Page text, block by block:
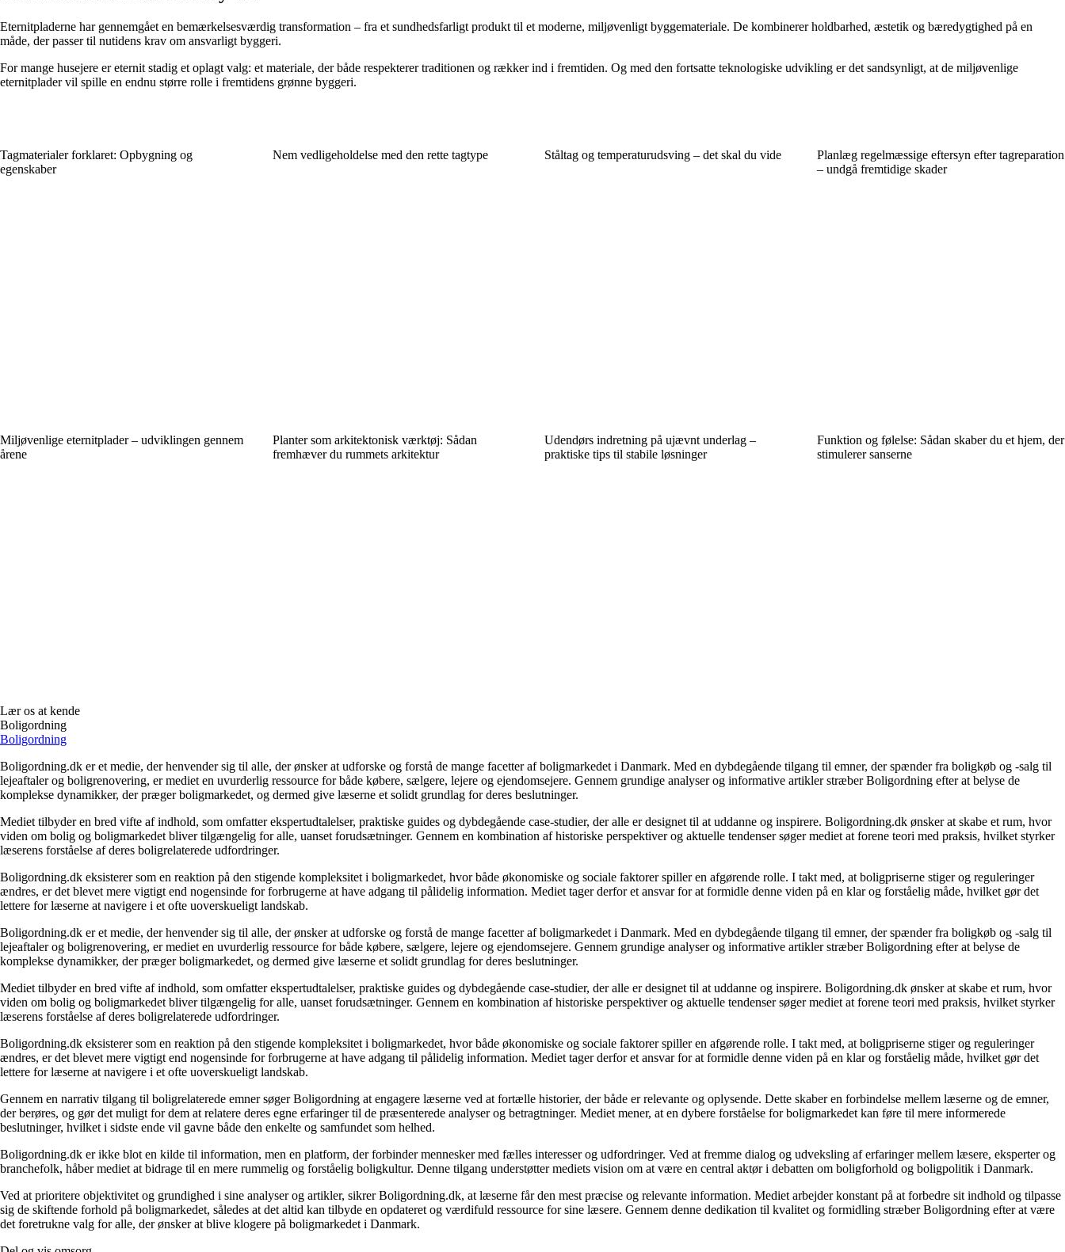
Eternitpladerne har gennemgået en bemærkelsesværdig transformation – fra et sundhedsfarligt produkt til et moderne, miljøvenligt byggemateriale. De kombinerer holdbarhed, æstetik og bæredygtighed på en
måde, der passer til nutidens krav om ansvarligt byggeri.
For mange husejere er eternit stadig et oplagt valg: et materiale, der både respekterer traditionen og rækker ind i fremtiden. Og med den fortsatte teknologiske udvikling er det sandsynligt, at de miljøvenlige
eternitplader vil spille en endnu større rolle i fremtidens grønne byggeri.
Tagmaterialer forklaret: Opbygning og
egenskaber
Nem vedligeholdelse med den rette tagtype Ståltag og temperaturudsving – det skal du vide
Planlæg regelmæssige eftersyn efter tagreparation
– undgå fremtidige skader
Miljøvenlige eternitplader – udviklingen gennem
årene
Planter som arkitektonisk værktøj: Sådan
fremhæver du rummets arkitektur
Udendørs indretning på ujævnt underlag –
praktiske tips til stabile løsninger
Funktion og følelse: Sådan skaber du et hjem, der
stimulerer sanserne
Lær os at kende
Boligordning
Boligordning
Boligordning.dk er et medie, der henvender sig til alle, der ønsker at udforske og forstå de mange facetter af boligmarkedet i Danmark. Med en dybdegående tilgang til emner, der spænder fra boligkøb og -salg til
lejeaftaler og boligrenovering, er mediet en uvurderlig ressource for både købere, sælgere, lejere og ejendomsejere. Gennem grundige analyser og informative artikler stræber Boligordning efter at belyse de
komplekse dynamikker, der præger boligmarkedet, og dermed give læserne et solidt grundlag for deres beslutninger.
Mediet tilbyder en bred vifte af indhold, som omfatter ekspertudtalelser, praktiske guides og dybdegående case-studier, der alle er designet til at uddanne og inspirere. Boligordning.dk ønsker at skabe et rum, hvor
viden om bolig og boligmarkedet bliver tilgængelig for alle, uanset forudsætninger. Gennem en kombination af historiske perspektiver og aktuelle tendenser søger mediet at forene teori med praksis, hvilket styrker
læserens forståelse af deres boligrelaterede udfordringer.
Boligordning.dk eksisterer som en reaktion på den stigende kompleksitet i boligmarkedet, hvor både økonomiske og sociale faktorer spiller en afgørende rolle. I takt med, at boligpriserne stiger og reguleringer
ændres, er det blevet mere vigtigt end nogensinde for forbrugerne at have adgang til pålidelig information. Mediet tager derfor et ansvar for at formidle denne viden på en klar og forståelig måde, hvilket gør det
lettere for læserne at navigere i et ofte uoverskueligt landskab.
Boligordning.dk er et medie, der henvender sig til alle, der ønsker at udforske og forstå de mange facetter af boligmarkedet i Danmark. Med en dybdegående tilgang til emner, der spænder fra boligkøb og -salg til
lejeaftaler og boligrenovering, er mediet en uvurderlig ressource for både købere, sælgere, lejere og ejendomsejere. Gennem grundige analyser og informative artikler stræber Boligordning efter at belyse de
komplekse dynamikker, der præger boligmarkedet, og dermed give læserne et solidt grundlag for deres beslutninger.
Mediet tilbyder en bred vifte af indhold, som omfatter ekspertudtalelser, praktiske guides og dybdegående case-studier, der alle er designet til at uddanne og inspirere. Boligordning.dk ønsker at skabe et rum, hvor
viden om bolig og boligmarkedet bliver tilgængelig for alle, uanset forudsætninger. Gennem en kombination af historiske perspektiver og aktuelle tendenser søger mediet at forene teori med praksis, hvilket styrker
læserens forståelse af deres boligrelaterede udfordringer.
Boligordning.dk eksisterer som en reaktion på den stigende kompleksitet i boligmarkedet, hvor både økonomiske og sociale faktorer spiller en afgørende rolle. I takt med, at boligpriserne stiger og reguleringer
ændres, er det blevet mere vigtigt end nogensinde for forbrugerne at have adgang til pålidelig information. Mediet tager derfor et ansvar for at formidle denne viden på en klar og forståelig måde, hvilket gør det
lettere for læserne at navigere i et ofte uoverskueligt landskab.
Gennem en narrativ tilgang til boligrelaterede emner søger Boligordning at engagere læserne ved at fortælle historier, der både er relevante og oplysende. Dette skaber en forbindelse mellem læserne og de emner,
der berøres, og gør det muligt for dem at relatere deres egne erfaringer til de præsenterede analyser og betragtninger. Mediet mener, at en dybere forståelse for boligmarkedet kan føre til mere informerede
beslutninger, hvilket i sidste ende vil gavne både den enkelte og samfundet som helhed.
Boligordning.dk er ikke blot en kilde til information, men en platform, der forbinder mennesker med fælles interesser og udfordringer. Ved at fremme dialog og udveksling af erfaringer mellem læsere, eksperter og
branchefolk, håber mediet at bidrage til en mere rummelig og forståelig boligkultur. Denne tilgang understøtter mediets vision om at være en central aktør i debatten om boligforhold og boligpolitik i Danmark.
Ved at prioritere objektivitet og grundighed i sine analyser og artikler, sikrer Boligordning.dk, at læserne får den mest præcise og relevante information. Mediet arbejder konstant på at forbedre sit indhold og tilpasse
sig de skiftende forhold på boligmarkedet, således at det altid kan tilbyde en opdateret og værdifuld ressource for sine læsere. Gennem denne dedikation til kvalitet og formidling stræber Boligordning efter at være
det foretrukne valg for alle, der ønsker at blive klogere på boligmarkedet i Danmark.